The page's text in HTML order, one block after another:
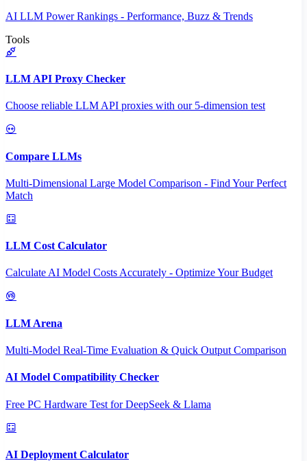
AI LLM Power Rankings - Performance, Buzz & Trends
Tools
LLM API Proxy Checker
Choose reliable LLM API proxies with our 5-dimension test
Compare LLMs
Multi-Dimensional Large Model Comparison - Find Your Perfect
Match
LLM Cost Calculator
Calculate AI Model Costs Accurately - Optimize Your Budget
LLM Arena
Multi-Model Real-Time Evaluation & Quick Output Comparison
AI Model Compatibility Checker
Free PC Hardware Test for DeepSeek & Llama
AI Deployment Calculator